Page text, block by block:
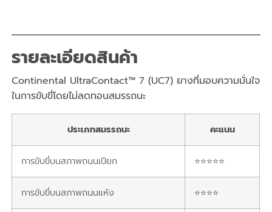
รายละเอียดสินค้า
Continental UltraContact™ 7 (UC7)ยางที่มอบความมั่นใจ
ในการขับขี่โดยไม่ลดทอนสมรรถนะ
ประเภทสมรรถนะ คะแนน
การขับขี่บนสภาพถนนเปียก ⭐⭐⭐⭐⭐
การขับขี่บนสภาพถนนแห้ง ⭐⭐⭐⭐